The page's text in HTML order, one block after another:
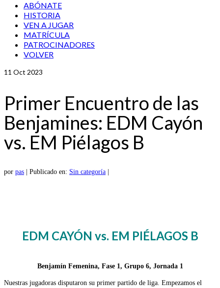
ABÓNATE
HISTORIA
VEN A JUGAR
MATRÍCULA
PATROCINADORES
VOLVER
11 Oct 2023
Primer Encuentro de las
Benjamines: EDM Cayón
vs. EM Piélagos B
por pas Publicado en: Sin categoría
EDM CAYÓN vs. EM PIÉLAGOS B
Benjamín Femenina, Fase 1, Grupo 6, Jornada 1
Nuestras jugadoras disputaron su primer partido de liga. Empezamos el